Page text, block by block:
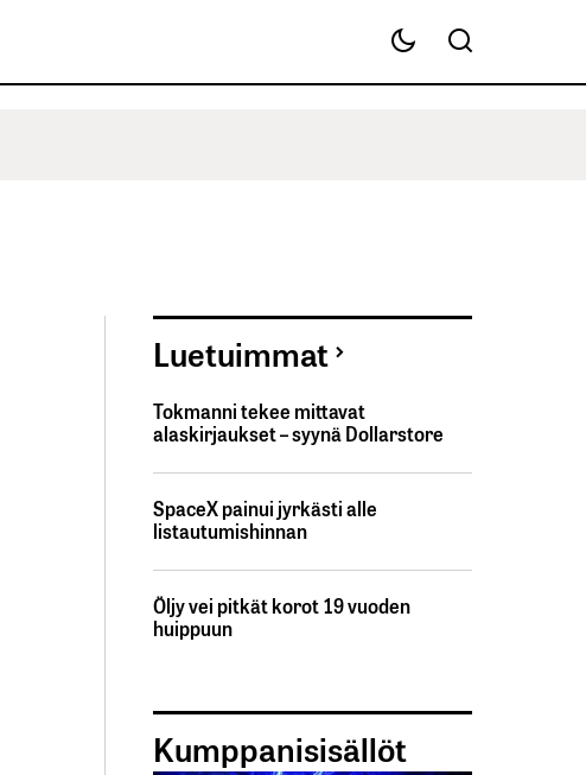
Luetuimmat
Tokmanni tekee mittavat
alaskirjaukset – syynä Dollarstore
SpaceX painui jyrkästi alle
listautumishinnan
Öljy vei pitkät korot 19 vuoden
huippuun
Kumppanisisällöt